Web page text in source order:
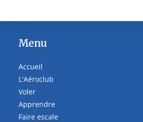
Menu
Accueil
L'Aéroclub
Voler
Apprendre
Faire escale